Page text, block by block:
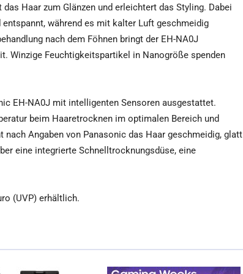
Haar zum Glänzen und erleichtert das Styling. Dabei
während es mit kalter Luft geschmeidig
nach dem Föhnen bringt der EH-NA0J
Winzige Feuchtigkeitspartikel in Nanogröße spenden
EH-NA0J mit intelligenten Sensoren ausgestattet.
beim Haaretrocknen im optimalen Bereich und
Angaben von Panasonic das Haar geschmeidig, glatt
eine integrierte Schnelltrocknungsdüse, eine
(UVP) erhältlich.